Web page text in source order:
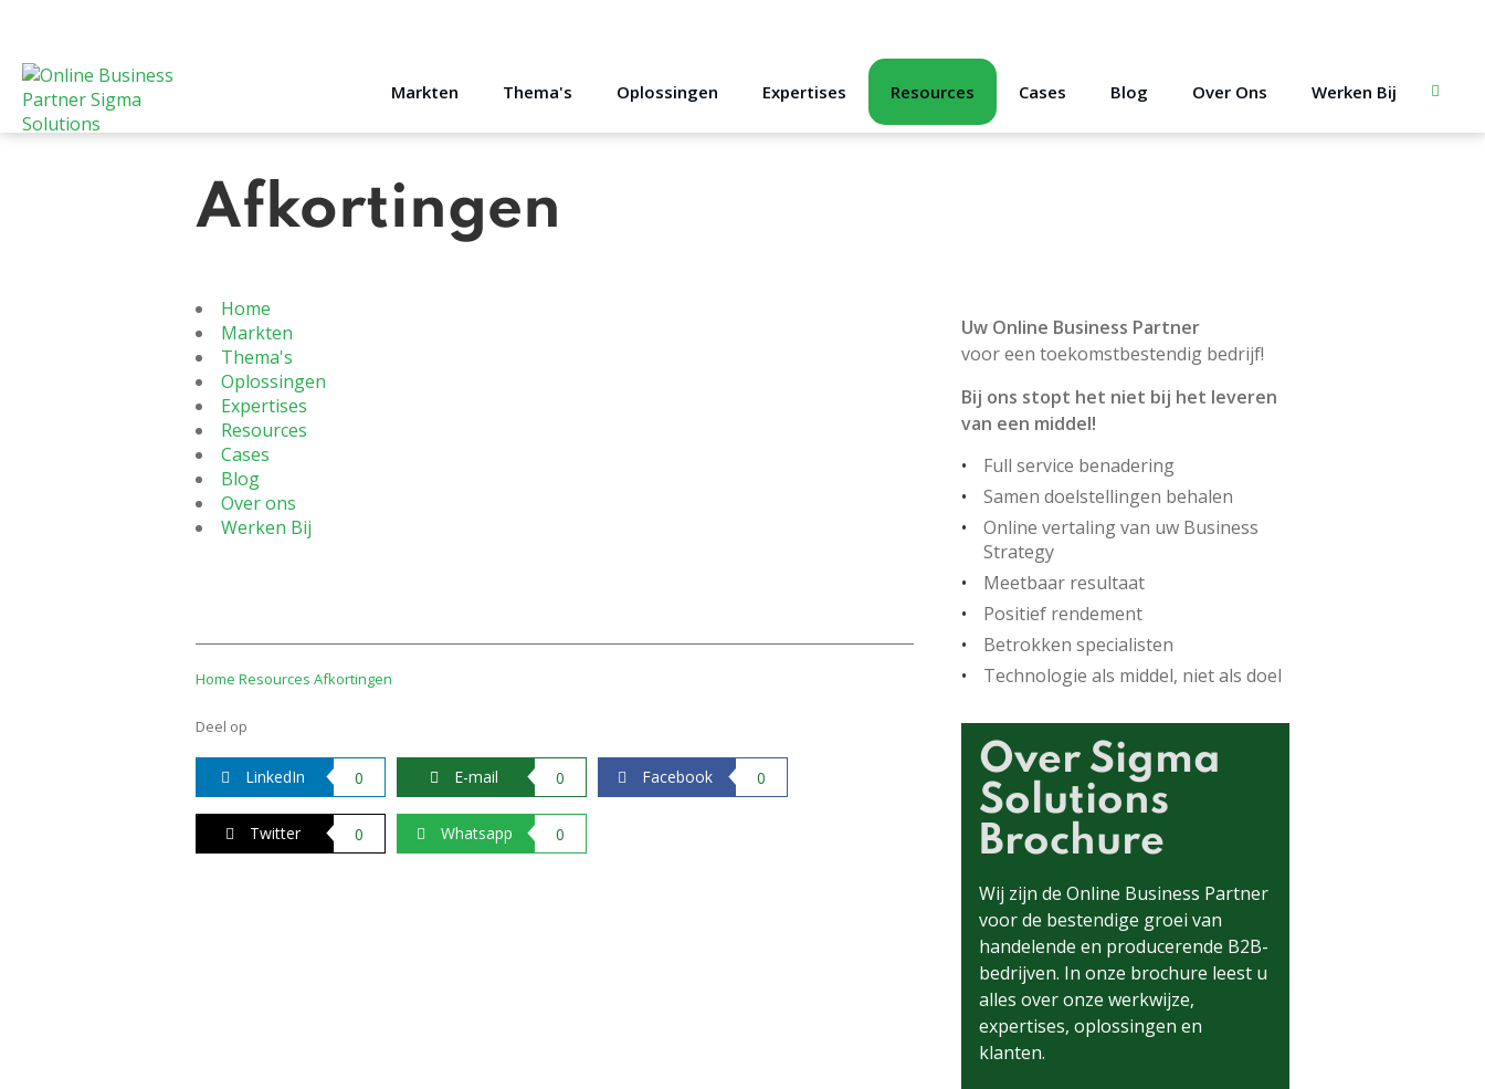
Markten Thema's Oplossingen Expertises Resources Cases Blog Over Ons Werken Bij
Afkortingen
Home
Markten
Thema's
Oplossingen
Expertises
Resources
Cases
Blog
Over ons
Werken Bij
Home Resources Afkortingen
Deel op
LinkedIn 0 E-mail 0 Facebook 0
Twitter 0 Whatsapp 0
Uw Online Business Partner
voor een toekomstbestendig bedrijf!
Bij ons stopt het niet bij het leveren
van een middel!
Full service benadering
Samen doelstellingen behalen
Online vertaling van uw Business
Strategy
Meetbaar resultaat
Positief rendement
Betrokken specialisten
Technologie als middel, niet als doel
Over Sigma
Solutions
Brochure
Wij zijn de Online Business Partner
voor de bestendige groei van
handelende en producerende B2B-
bedrijven. In onze brochure leest u
alles over onze werkwijze,
expertises, oplossingen en
klanten.